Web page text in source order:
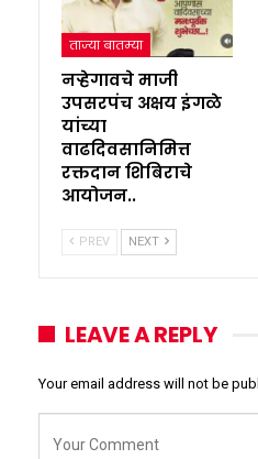
ताज्या बातम्या
नऱ्हेगावचे माजी
उपसरपंच अक्षय इंगळे
यांच्या
वाढदिवसानिमित्त
रक्तदान शिबिराचे
आयोजन..
PREV NEXT
LEAVE A REPLY
Your email address will not be